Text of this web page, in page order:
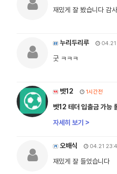
재밌게 잘 봤습니다 감
누리두리루 04.21
굿 ㅋㅋㅋ
벳12 1시간전
벳12 테더 입출금 가
자세히 보기 >
오배식 04.21
재밌게 잘 들었습니다